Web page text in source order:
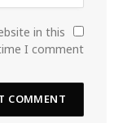
in this
I comment.